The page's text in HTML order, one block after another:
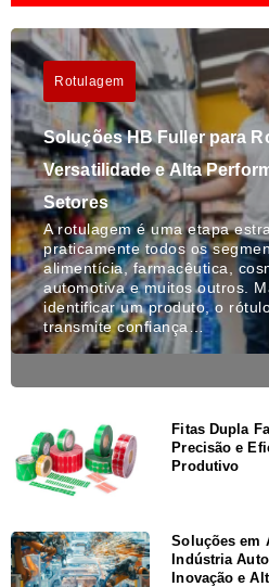
Rotulagem
Soluções HB Fuller para
Versatilidade e Alta
Setores
A rotulagem é uma etapa
praticamente todos os
alimentícia, farmacêutica,
automotiva e muitos outros.
identificar um produto, o
transmite confiança…
Fitas Dupla
Precisão e
Produtivo
Soluções em
Indústria
Inovação e